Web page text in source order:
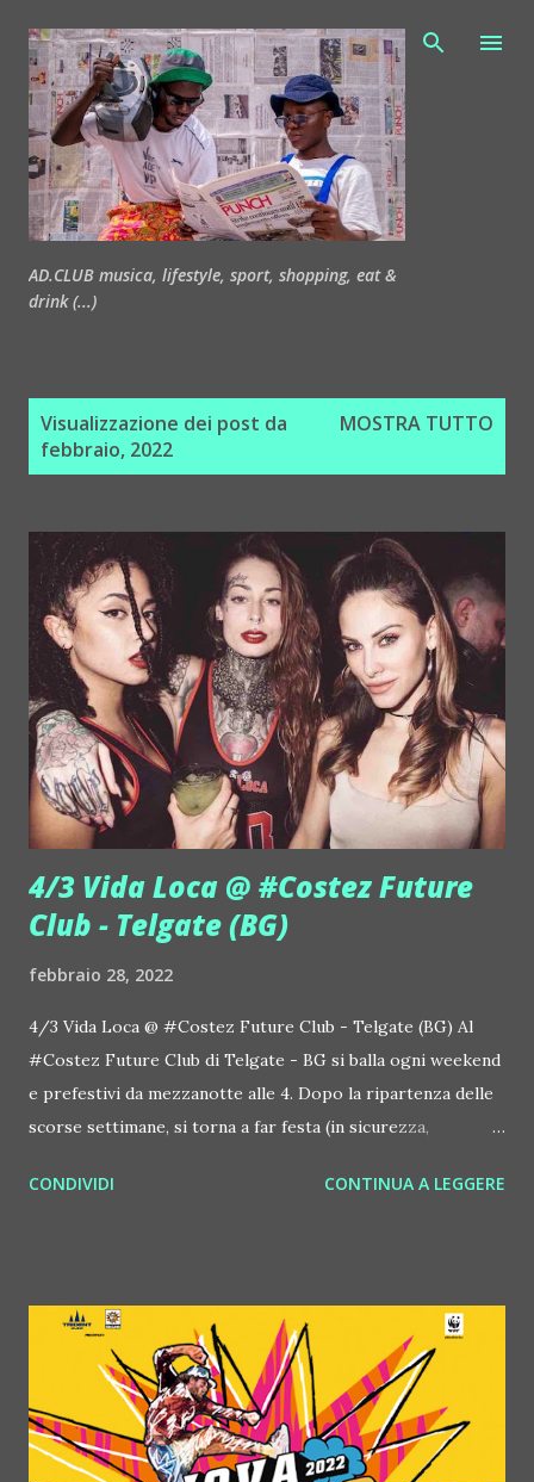
Passa ai contenuti principali
AD.CLUB musica, lifestyle, sport, shopping, eat &
drink (...)
Visualizzazione dei post da
febbraio, 2022
MOSTRA TUTTO
4/3 Vida Loca @ #Costez Future
Club - Telgate (BG)
febbraio 28, 2022
4/3 Vida Loca @ #Costez Future Club - Telgate (BG) Al
#Costez Future Club di Telgate - BG si balla ogni weekend
e prefestivi da mezzanotte alle 4. Dopo la ripartenza delle
scorse settimane, si torna a far festa (in sicurezza,
venerdì 4 e sabato 5 marzo 2022. In particolare, venerdì 4
tutto da vivere a ritmo di pop, hit e sound latino, quello che
fa ballare il mondo in questo periodo. Mentre si balla sul
dancefloor, sui palchi del #Costez prendono vita show
d'eccellenza. Vida Loca, riassumendo è un musical tutto da
ballare. La festa, oltre che in tutta Italia, in questo periodo
CONDIVIDI CONTINUA A LEGGERE